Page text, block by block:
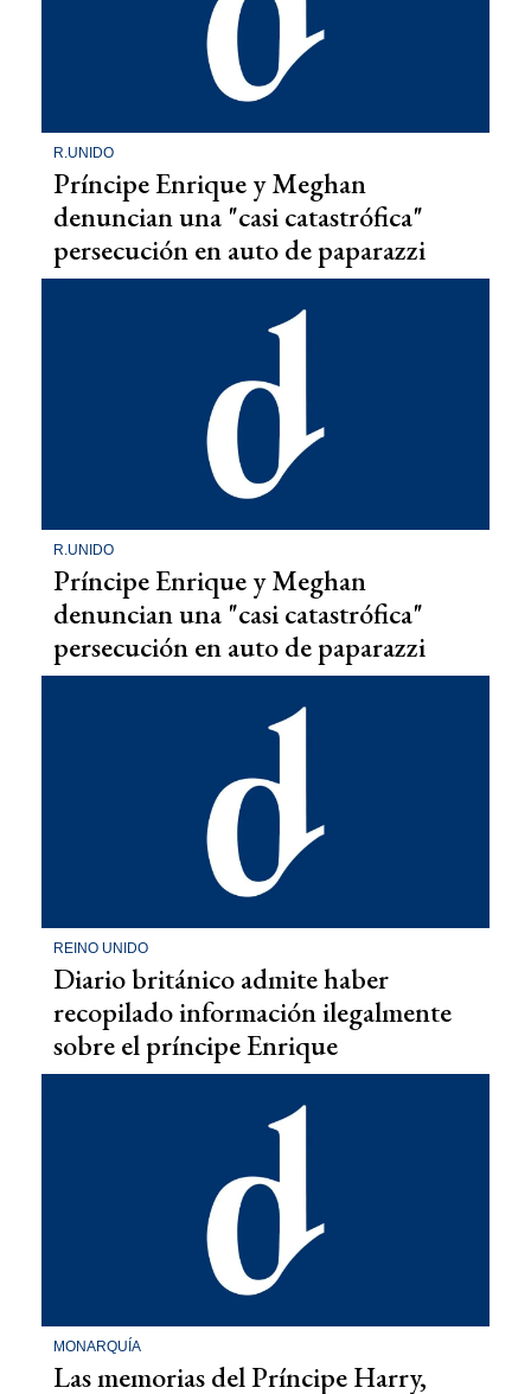
R.UNIDO
Príncipe Enrique y Meghan
denuncian una "casi catastrófica"
persecución en auto de paparazzi
R.UNIDO
Príncipe Enrique y Meghan
denuncian una "casi catastrófica"
persecución en auto de paparazzi
REINO UNIDO
Diario británico admite haber
recopilado información ilegalmente
sobre el príncipe Enrique
MONARQUÍA
Las memorias del Príncipe Harry,